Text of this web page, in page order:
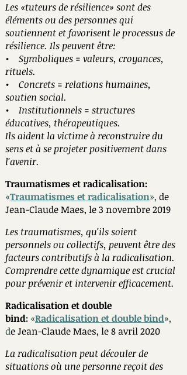
Les «tuteurs de résilience» sont des
éléments ou des personnes qui
soutiennent et favorisent le processus de
résilience. Ils peuvent être:
• Symboliques = valeurs, croyances,
rituels.
• Concrets = relations humaines,
soutien social.
• Institutionnels = structures
éducatives, thérapeutiques.
Ils aident la victime à reconstruire du
sens et à se projeter positivement dans
l'avenir.
Traumatismes et radicalisation:
«Traumatismes et radicalisation», de
Jean-Claude Maes, le 3 novembre 2019
Les traumatismes, qu'ils soient
personnels ou collectifs, peuvent être des
facteurs contributifs à la radicalisation.
Comprendre cette dynamique est crucial
pour prévenir et intervenir efficacement.
Radicalisation et double
bind: «Radicalisation et double bind»,
de Jean-Claude Maes, le 8 avril 2020
La radicalisation peut découler de
situations où une personne reçoit des